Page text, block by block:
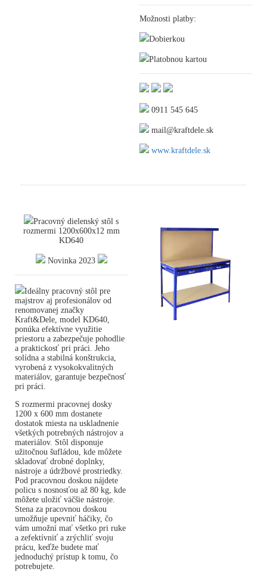
Možnosti platby:
Dobierkou
Platobnou kartou
0911 545 645
mail@kraftdele.sk
www.kraftdele.sk
Pracovný dielenský stôl s
rozmermi 1200x600x12 mm
KD640
Novinka 2023
Ideálny pracovný stôl pre
majstrov aj profesionálov od
renomovanej značky
Kraft&Dele, model KD640,
ponúka efektívne využitie
priestoru a zabezpečuje pohodlie
a praktickosť pri práci. Jeho
solídna a stabilná konštrukcia,
vyrobená z vysokokvalitných
materiálov, garantuje bezpečnosť
pri práci.
S rozmermi pracovnej dosky
1200 x 600 mm dostanete
dostatok miesta na uskladnenie
všetkých potrebných nástrojov a
materiálov. Stôl disponuje
užitočnou šufládou, kde môžete
skladovať drobné doplnky,
nástroje a údržbové prostriedky.
Pod pracovnou doskou nájdete
policu s nosnosťou až 80 kg, kde
môžete uložiť väčšie nástroje.
Stena za pracovnou doskou
umožňuje upevniť háčiky, čo
vám umožní mať všetko pri ruke
a zefektívniť a zrýchliť svoju
prácu, keďže budete mať
jednoduchý prístup k tomu, čo
potrebujete.